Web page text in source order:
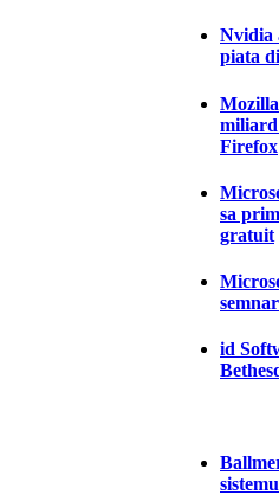
Nvidia
piata
Mozilla
miliard
Firefox
sa
gratuit
id